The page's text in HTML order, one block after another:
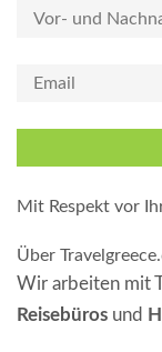
Mit Respekt vor
Über
Wir arbeiten mit
Reisebüros und